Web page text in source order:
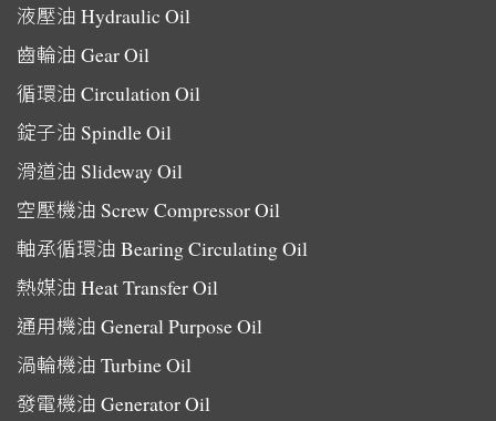
液壓油 Hydraulic Oil
齒輪油 Gear Oil
循環油 Circulation Oil
錠子油 Spindle Oil
滑道油 Slideway Oil
空壓機油 Screw Compressor Oil
軸承循環油 Bearing Circulating Oil
熱媒油 Heat Transfer Oil
通用機油 General Purpose Oil
渦輪機油 Turbine Oil
發電機油 Generator Oil